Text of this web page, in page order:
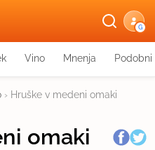
G
Vino Mnenja
› Hruške v medeni omaki
omaki